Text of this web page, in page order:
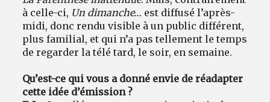
à celle-ci, Un dimanche… est diffusé l’après-
midi, donc rendu visible à un public différent,
plus familial, et qui n’a pas tellement le temps
de regarder la télé tard, le soir, en semaine.
Qu’est-ce qui vous a donné envie de réadapter
cette idée d’émission ?